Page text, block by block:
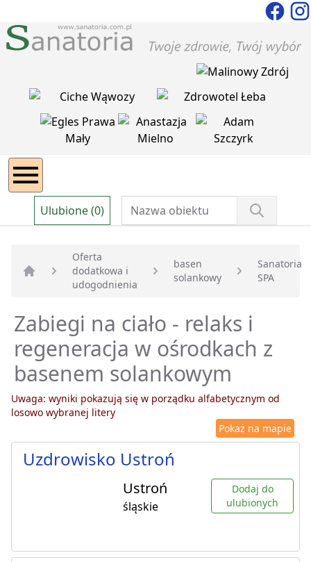
Ulubione (0)
Strona główna
Oferta
dodatkowa i
udogodnienia
basen
solankowy
Sanatoria
SPA
Zabiegi na ciało - relaks i
regeneracja w ośrodkach z
basenem solankowym
Uwaga: wyniki pokazują się w porządku alfabetycznym od
losowo wybranej litery
Pokaż na mapie
Uzdrowisko Ustroń
Ustroń
śląskie
Dodaj do
ulubionych